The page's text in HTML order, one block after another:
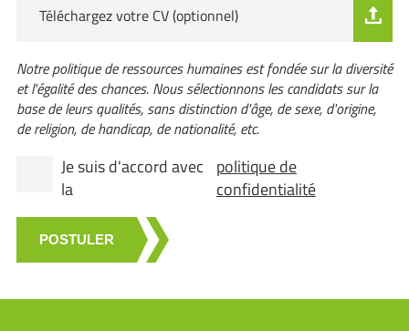
Téléchargez votre CV (optionnel)
Notre politique de ressources humaines est fondée sur la diversité
et l'égalité des chances. Nous sélectionnons les candidats sur la
base de leurs qualités, sans distinction d'âge, de sexe, d'origine,
de religion, de handicap, de nationalité, etc.
Je suis d'accord avec
la
politique de
confidentialité
POSTULER